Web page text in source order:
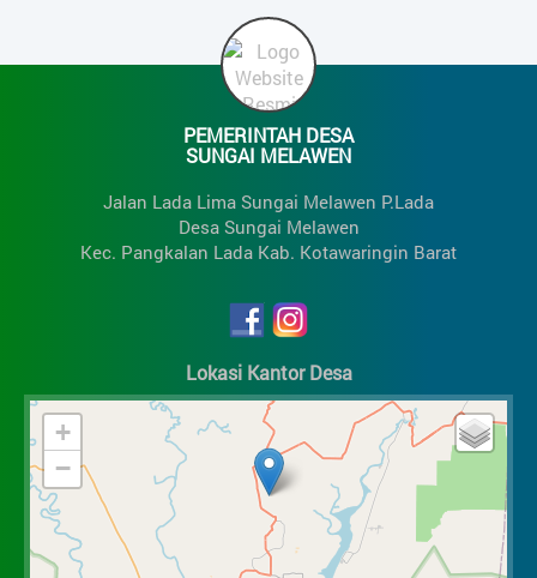
PEMERINTAH DESA
SUNGAI MELAWEN
Jalan Lada Lima Sungai Melawen P.Lada
Desa Sungai Melawen
Kec. Pangkalan Lada Kab. Kotawaringin Barat
Lokasi Kantor Desa
+
−